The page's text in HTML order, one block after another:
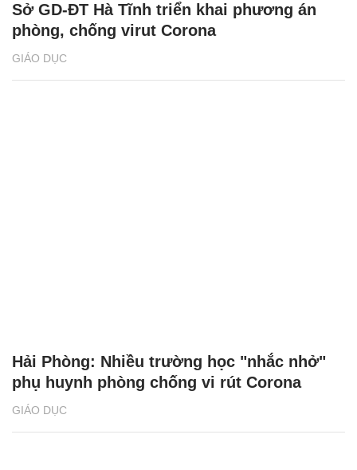
GIÁO DỤC
Sở GD-ĐT Hà Tĩnh triển khai phương án
phòng, chống virut Corona
GIÁO DỤC
Hải Phòng: Nhiều trường học "nhắc nhở"
phụ huynh phòng chống vi rút Corona